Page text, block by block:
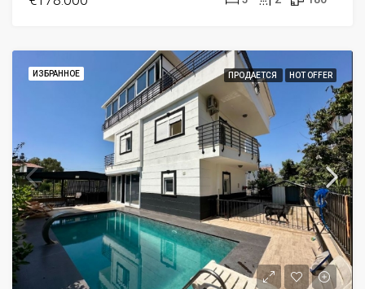
ИЗБРАННОЕ ПРОДАЕТСЯ HOT OFFER